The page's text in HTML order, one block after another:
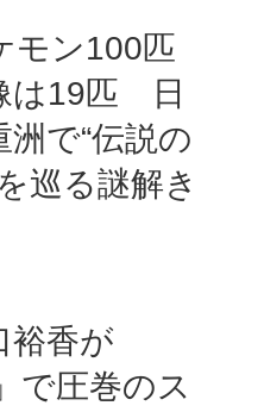
モン100匹
は19匹 日
で“伝説の
巡る謎解き
裕香が
で圧巻のス